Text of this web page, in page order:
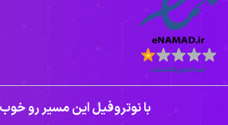
با نوتروفیل این مسیر رو